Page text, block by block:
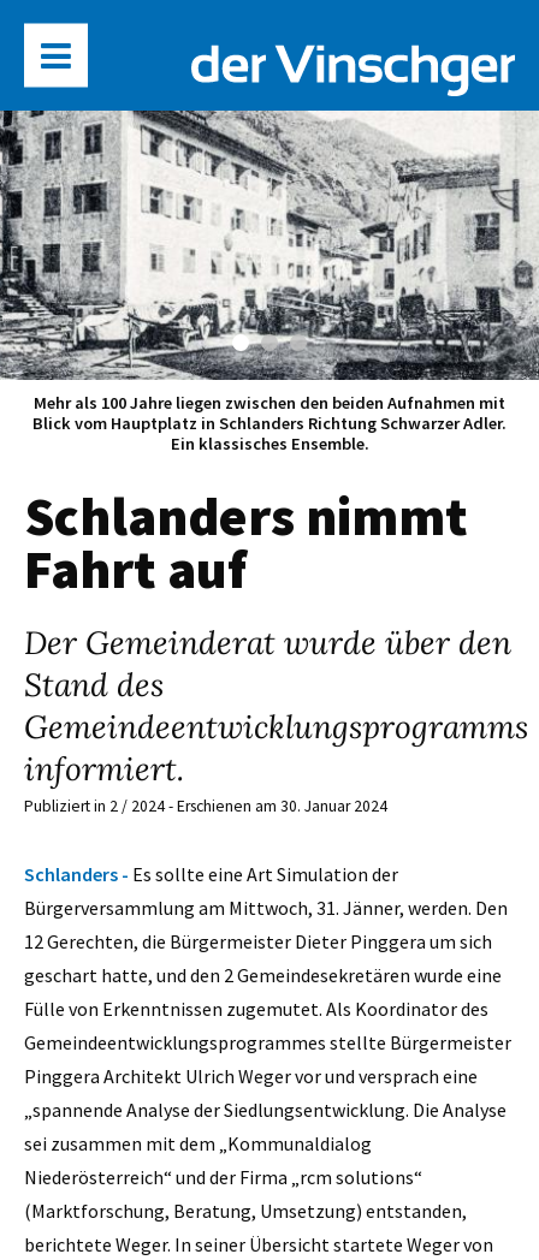
Mehr als 100 Jahre liegen zwischen den beiden Aufnahmen mit
Blick vom Hauptplatz in Schlanders Richtung Schwarzer Adler.
Ein klassisches Ensemble.
Schlanders nimmt
Fahrt auf
Der Gemeinderat wurde über den
Stand des
Gemeindeentwicklungsprogramms
informiert.
Publiziert in 2 / 2024 - Erschienen am 30. Januar 2024
Schlanders - Es sollte eine Art Simulation der
Bürgerversammlung am Mittwoch, 31. Jänner, werden. Den
12 Gerechten, die Bürgermeister Dieter Pinggera um sich
geschart hatte, und den 2 Gemeindesekretären wurde eine
Fülle von Erkenntnissen zugemutet. Als Koordinator des
Gemeindeentwicklungsprogrammes stellte Bürgermeister
Pinggera Architekt Ulrich Weger vor und versprach eine
„spannende Analyse der Siedlungsentwicklung. Die Analyse
sei zusammen mit dem „Kommunaldialog
Niederösterreich“ und der Firma „rcm solutions“
(Marktforschung, Beratung, Umsetzung) entstanden,
berichtete Weger. In seiner Übersicht startete Weger von